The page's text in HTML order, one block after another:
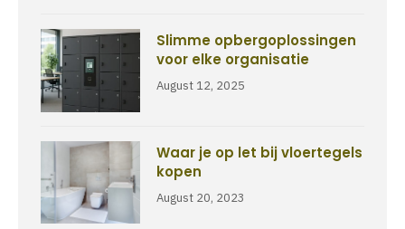
Slimme opbergoplossingen
voor elke organisatie
August 12, 2025
Waar je op let bij vloertegels
kopen
August 20, 2023